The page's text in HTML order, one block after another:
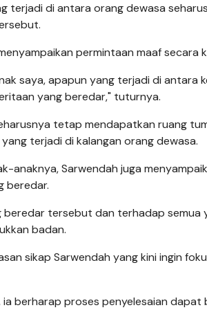
terjadi di antara orang dewasa
permintaan maaf secara
saya, apapun yang terjadi di antara
yang beredar," tuturnya.
tetap mendapatkan ruang
terjadi di kalangan orang dewasa.
anaknya, Sarwendah juga
beredar.
beredar tersebut dan terhadap semua
badan.
sikap Sarwendah yang kini ingin
berharap proses penyelesaian